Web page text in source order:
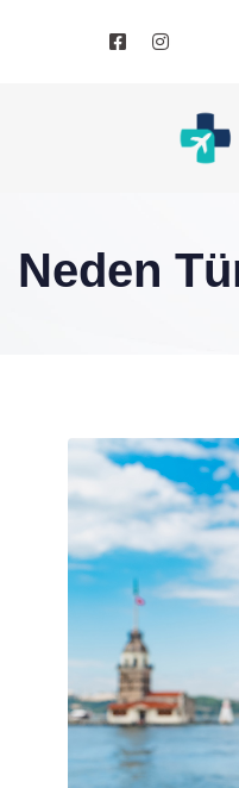
Neden